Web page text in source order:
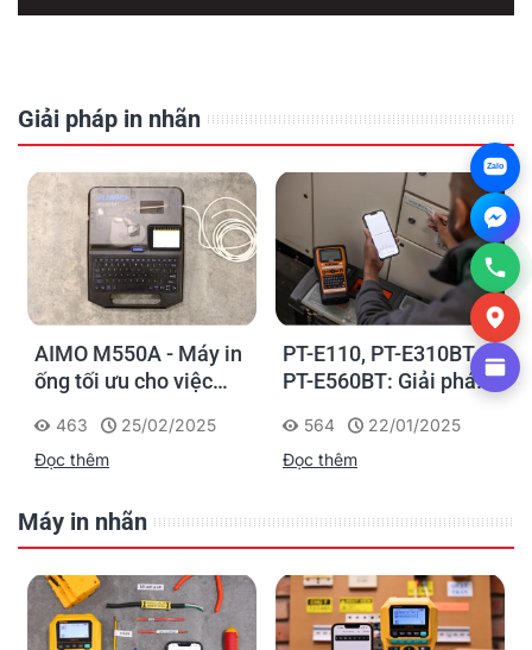
Giải pháp in nhãn
AIMO M550A - Máy in
ống tối ưu cho việc
nhận diện cáp điện,
cáp mạng
463
25/02/2025
Đọc thêm
PT-E110, PT-E310BT,
PT-E560BT: Giải pháp
nghiệp của Brother
564
22/01/2025
Đọc thêm
Máy in nhãn
Zalo